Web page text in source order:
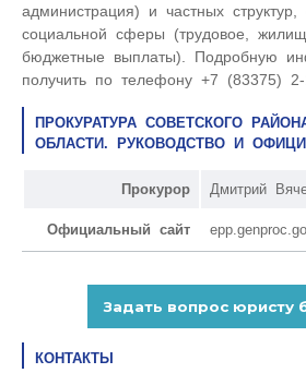
администрация) и частных структур,
социальной сферы (трудовое,
бюджетные выплаты). Подробную
получить по телефону +7 (83375) 2-
ПРОКУРАТУРА СОВЕТСКОГО
ОБЛАСТИ. РУКОВОДСТВО И
Прокурор Дмитрий
Официальный сайт
КОНТАКТЫ